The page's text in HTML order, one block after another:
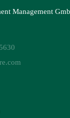
Management